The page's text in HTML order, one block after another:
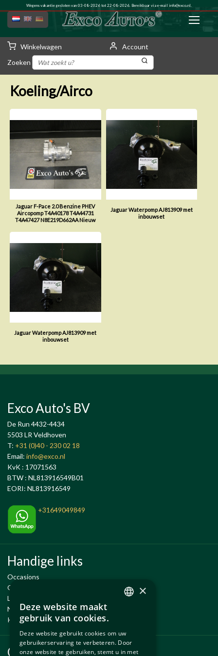
Wegens vakantie gesloten van 03-08-2026 tot 22-08-2026. Bereikbaar via e-mail info@exco.nl.
Winkelwagen
Account
Zoeken
Koeling/Airco
Jaguar F-Pace 2.0 Benzine PHEV
Aircopomp T4A40178 T4A44731
T4A47427 N8E219D662AA Nieuw
Jaguar Waterpomp AJ813909 met
inbouwset
Jaguar Waterpomp AJ813909 met
inbouwset
Exco Auto's BV
De Run 4432-4434
5503 LR Veldhoven
T: +31 (0)40 - 230 02 18
Email: info@exco.nl
KvK : 17071563
BTW : NL813916549B01
EORI: NL813916549
+31649049849
Handige links
Occasions
Onderhoud en Reparatie
Leenauto tijdens onderhoud
Nieuwe en gebruikte onderdelen
Kennisbank
Onderdelen
×
Deze website maakt
gebruik van cookies.
Deze website gebruikt cookies om uw
gebruikerservaring te verbeteren. Door
onze website te gebruiken, stemt u in met